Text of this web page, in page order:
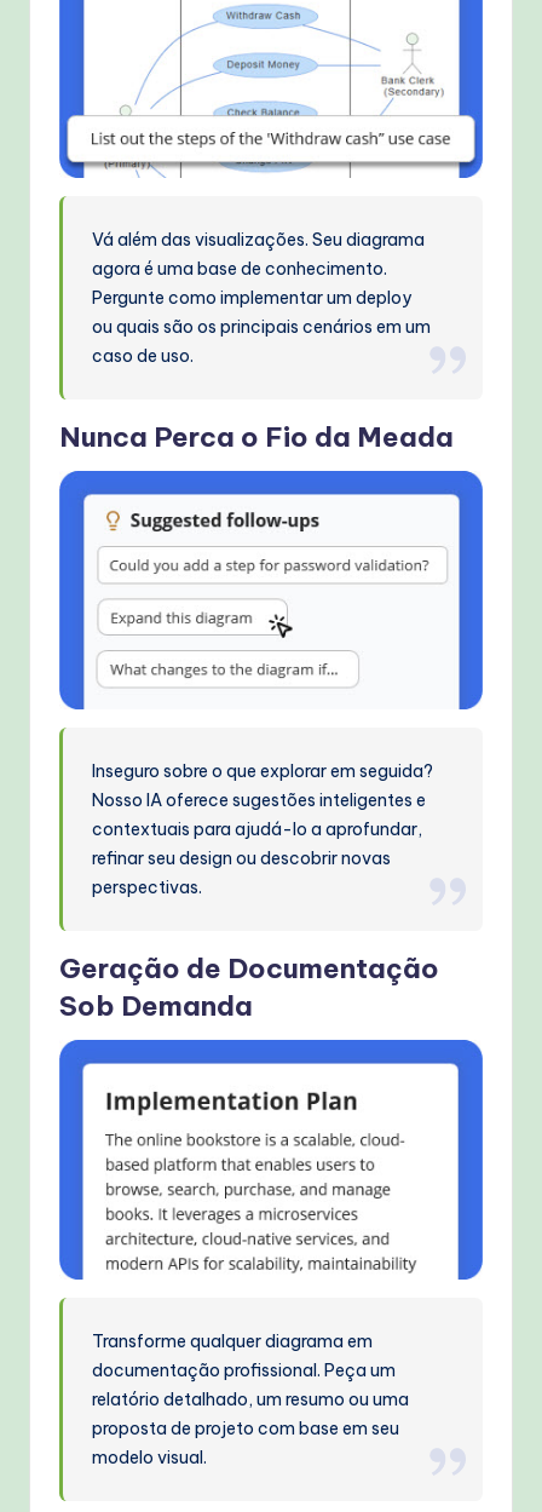
Vá além das visualizações. Seu diagrama
agora é uma base de conhecimento.
Pergunte como implementar um deploy
ou quais são os principais cenários em um
caso de uso.
Nunca Perca o Fio da Meada
Inseguro sobre o que explorar em seguida?
Nosso IA oferece sugestões inteligentes e
contextuais para ajudá-lo a aprofundar,
refinar seu design ou descobrir novas
perspectivas.
Geração de Documentação
Sob Demanda
Transforme qualquer diagrama em
documentação profissional. Peça um
relatório detalhado, um resumo ou uma
proposta de projeto com base em seu
modelo visual.